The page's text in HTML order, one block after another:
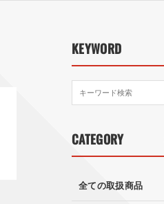
KEYWORD
CATEGORY
全ての取扱商品